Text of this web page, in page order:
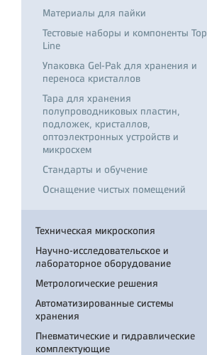
Материалы для пайки
Тестовые наборы и компоненты Top
Line
Упаковка Gel-Pak для хранения и
переноса кристаллов
Тара для хранения
полупроводниковых пластин,
подложек, кристаллов,
оптоэлектронных устройств и
микросхем
Стандарты и обучение
Оснащение чистых помещений
Техническая микроскопия
Научно-исследовательское и
лабораторное оборудование
Метрологические решения
Автоматизированные системы
хранения
Пневматические и гидравлические
комплектующие